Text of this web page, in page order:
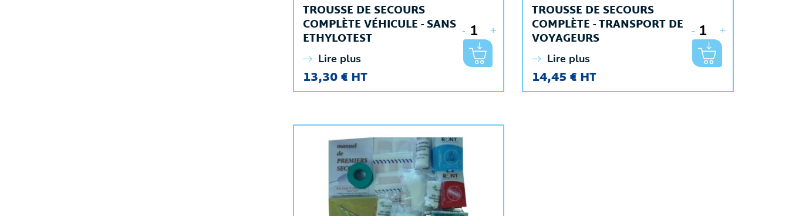
TROUSSE DE SECOURS
COMPLÈTE VÉHICULE - SANS
ETHYLOTEST
Lire plus
13,30 € HT
- +
TROUSSE DE SECOURS
COMPLÈTE - TRANSPORT DE
VOYAGEURS
Lire plus
14,45 € HT
- +